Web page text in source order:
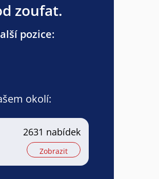
zoufat.
pozice:
okolí:
2631 nabídek
Zobrazit